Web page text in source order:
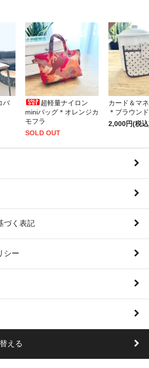
バ
超軽量ナイロン
miniバッグ＊オレンジカ
モフラ
SOLD OUT
カード＆マ
＊ブラウン
2,000円(税
づく表記
シー
える